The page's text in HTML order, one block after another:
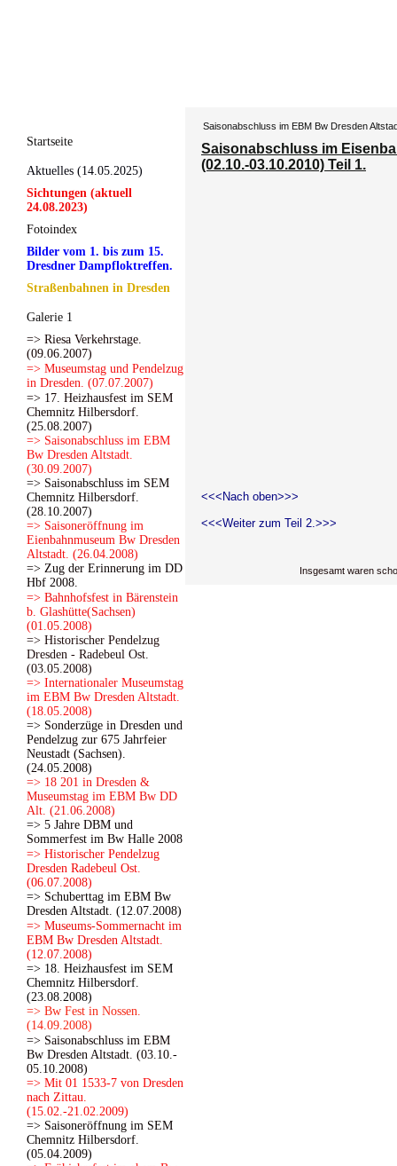
Startseite
Aktuelles (14.05.2025)
Sichtungen (aktuell
24.08.2023)
Fotoindex
Bilder vom 1. bis zum 15.
Dresdner Dampfloktreffen.
Straßenbahnen in Dresden
Galerie 1
=> Riesa Verkehrstage.
(09.06.2007)
=> Museumstag und Pendelzug
in Dresden. (07.07.2007)
=> 17. Heizhausfest im SEM
Chemnitz Hilbersdorf.
(25.08.2007)
=> Saisonabschluss im EBM
Bw Dresden Altstadt.
(30.09.2007)
=> Saisonabschluss im SEM
Chemnitz Hilbersdorf.
(28.10.2007)
=> Saisoneröffnung im
Eienbahnmuseum Bw Dresden
Altstadt. (26.04.2008)
=> Zug der Erinnerung im DD
Hbf 2008.
=> Bahnhofsfest in Bärenstein
b. Glashütte(Sachsen)
(01.05.2008)
=> Historischer Pendelzug
Dresden - Radebeul Ost.
(03.05.2008)
=> Internationaler Museumstag
im EBM Bw Dresden Altstadt.
(18.05.2008)
=> Sonderzüge in Dresden und
Pendelzug zur 675 Jahrfeier
Neustadt (Sachsen).
(24.05.2008)
=> 18 201 in Dresden &
Museumstag im EBM Bw DD
Alt. (21.06.2008)
=> 5 Jahre DBM und
Sommerfest im Bw Halle 2008
=> Historischer Pendelzug
Dresden Radebeul Ost.
(06.07.2008)
=> Schuberttag im EBM Bw
Dresden Altstadt. (12.07.2008)
=> Museums-Sommernacht im
EBM Bw Dresden Altstadt.
(12.07.2008)
=> 18. Heizhausfest im SEM
Chemnitz Hilbersdorf.
(23.08.2008)
=> Bw Fest in Nossen.
(14.09.2008)
=> Saisonabschluss im EBM
Bw Dresden Altstadt. (03.10.-
05.10.2008)
=> Mit 01 1533-7 von Dresden
nach Zittau.
(15.02.-21.02.2009)
=> Saisoneröffnung im SEM
Chemnitz Hilbersdorf.
(05.04.2009)
Saisonabschluss im EBM Bw Dresden
Saisonabschluss im
(02.10.-03.10.2010) Teil 1.
<<<Nach oben>>>
<<<Weiter zum Teil 2.>>>
Insgesamt waren